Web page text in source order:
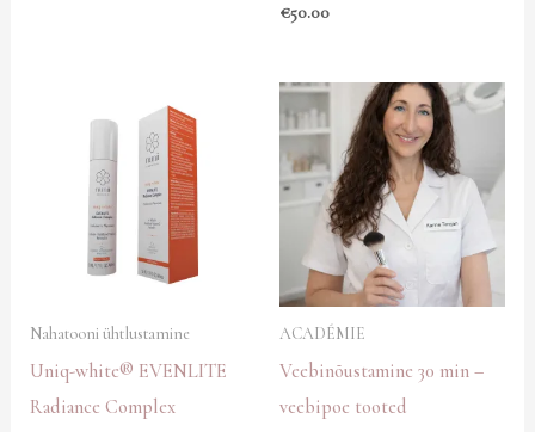
€50.00
Nahatooni ühtlustamine
Uniq-white® EVENLITE
Radiance Complex
ACADÉMIE
Veebinõustamine 30 min –
veebipoe tooted